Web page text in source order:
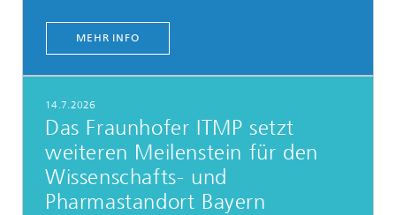
MEHR INFO
14.7.2026
Das Fraunhofer ITMP setzt
weiteren Meilenstein für den
Wissenschafts- und
Pharmastandort Bayern